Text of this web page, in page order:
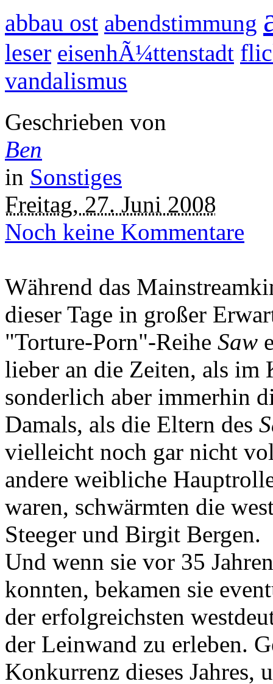
abbau ost abendstimmung
leser eisenhÃ¼ttenstadt
vandalismus
Geschrieben von
Ben
in Sonstiges
Freitag, 27. Juni 2008
Noch keine Kommentare
Während das
dieser Tage in großer
"Torture-Porn"-Reihe Saw
lieber an die Zeiten, als
sonderlich aber immerhin
Damals, als die Eltern des
vielleicht noch gar nicht
andere weibliche
waren, schwärmten die
Steeger und Birgit Bergen.
Und wenn sie vor 35
konnten, bekamen sie
der erfolgreichsten
der Leinwand zu erleben.
Konkurrenz dieses Jahres,